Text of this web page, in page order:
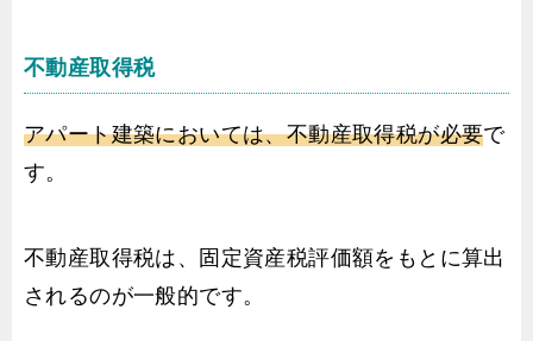
不動産取得税
アパート建築においては、不動産取得税が必要で
す。
不動産取得税は、固定資産税評価額をもとに算出
されるのが一般的です。